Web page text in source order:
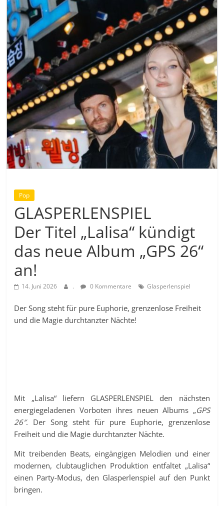
Pop
GLASPERLENSPIEL
Der Titel „Lalisa“ kündigt
das neue Album „GPS 26“
an!
14. Juni 2026 . 0 Kommentare Glasperlenspiel
Der Song steht für pure Euphorie, grenzenlose Freiheit
und die Magie durchtanzter Nächte!
Mit „Lalisa“ liefern GLASPERLENSPIEL den nächsten
energiegeladenen Vorboten ihres neuen Albums „GPS
26″. Der Song steht für pure Euphorie, grenzenlose
Freiheit und die Magie durchtanzter Nächte.
Mit treibenden Beats, eingängigen Melodien und einer
modernen, clubtauglichen Produktion entfaltet „Lalisa“
einen Party-Modus, den Glasperlenspiel auf den Punkt
bringen.